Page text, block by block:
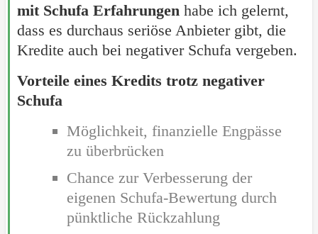
mit Schufa Erfahrungen habe ich gelernt,
dass es durchaus seriöse Anbieter gibt, die
Kredite auch bei negativer Schufa vergeben.
Vorteile eines Kredits trotz negativer
Schufa
Möglichkeit, finanzielle Engpässe
zu überbrücken
Chance zur Verbesserung der
eigenen Schufa-Bewertung durch
pünktliche Rückzahlung